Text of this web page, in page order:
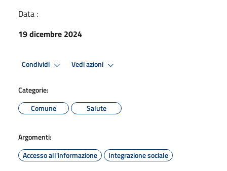
Data :
19 dicembre 2024
Condividi Vedi azioni
Categorie:
Comune
Salute
Argomenti:
Accesso all'informazione
Integrazione sociale